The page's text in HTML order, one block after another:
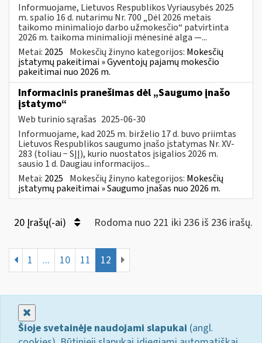
Informuojame, Lietuvos Respublikos Vyriausybės 2025
m. spalio 16 d. nutarimu Nr. 700 „Dėl 2026 metais
taikomo minimaliojo darbo užmokesčio“ patvirtinta
2026 m. taikoma minimalioji mėnesinė alga —...
Metai: 2025 Mokesčių žinyno kategorijos: Mokesčių
įstatymų pakeitimai » Gyventojų pajamų mokesčio
pakeitimai nuo 2026 m.
Informacinis pranešimas dėl „Saugumo įnašo
įstatymo“
Web turinio sąrašas 2025-06-30
Informuojame, kad 2025 m. birželio 17 d. buvo priimtas
Lietuvos Respublikos saugumo įnašo įstatymas Nr. XV-
283 (toliau − SĮĮ), kurio nuostatos įsigalios 2026 m.
sausio 1 d. Daugiau informacijos...
Metai: 2025 Mokesčių žinyno kategorijos: Mokesčių
įstatymų pakeitimai » Saugumo įnašas nuo 2026 m.
20 Įrašų(-ai) Rodoma nuo 221 iki 236 iš 236 irašų.
1 ... 10 11 12
Šioje svetainėje naudojami slapukai (angl.